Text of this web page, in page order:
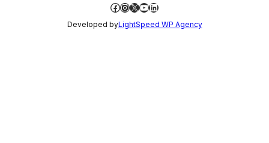
Facebook
Instagram
X YouTube
LinkedIn
Developed byLightSpeed WP Agency